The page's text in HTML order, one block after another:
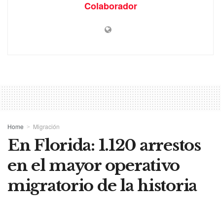
Colaborador
Home Migración
En Florida: 1.120 arrestos
en el mayor operativo
migratorio de la historia